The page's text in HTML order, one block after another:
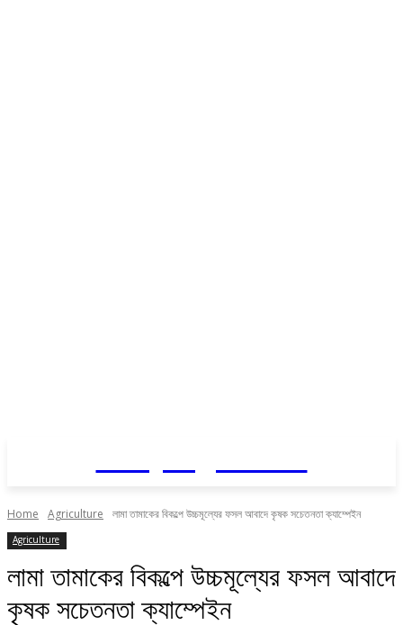
Home Agriculture লামা তামাকের বিকল্পে উচ্চমূল্যের ফসল আবাদে কৃষক সচেতনতা ক্যাম্পেইন
Agriculture
লামা তামাকের বিকল্পে উচ্চমূল্যের ফসল আবাদে
কৃষক সচেতনতা ক্যাম্পেইন